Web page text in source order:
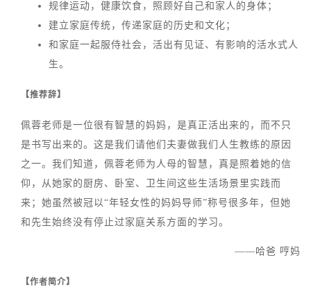
规律运动，健康饮食，照顾好自己和家人的身体；
建立家庭传统，传递家庭的历史和文化；
和家庭一起服侍社会，活出有见证、有影响的活水式人
生。
【推荐辞】
佩蓉老师是一位很有智慧的妈妈，是真正活出来的，而不只
是书写出来的。这是我们请他们夫妻做我们人生教练的原因
之一。我们知道，佩蓉老师为人母的智慧，真是照着她的信
仰，从她家的厨房、卧室、卫生间这些生活场景里实践而
来；她虽然被冠以“年轻女性的妈妈导师”称号很多年，但她
和先生始终没有停止过家庭关系方面的学习。
——哈爸 哼妈
【作者简介】